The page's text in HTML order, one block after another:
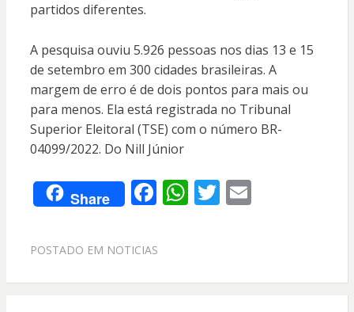
partidos diferentes.
A pesquisa ouviu 5.926 pessoas nos dias 13 e 15
de setembro em 300 cidades brasileiras. A
margem de erro é de dois pontos para mais ou
para menos. Ela está registrada no Tribunal
Superior Eleitoral (TSE) com o número BR-
04099/2022. Do Nill Júnior
Share F
e
o
W
A
T E
POSTADO EM NOTICIAS